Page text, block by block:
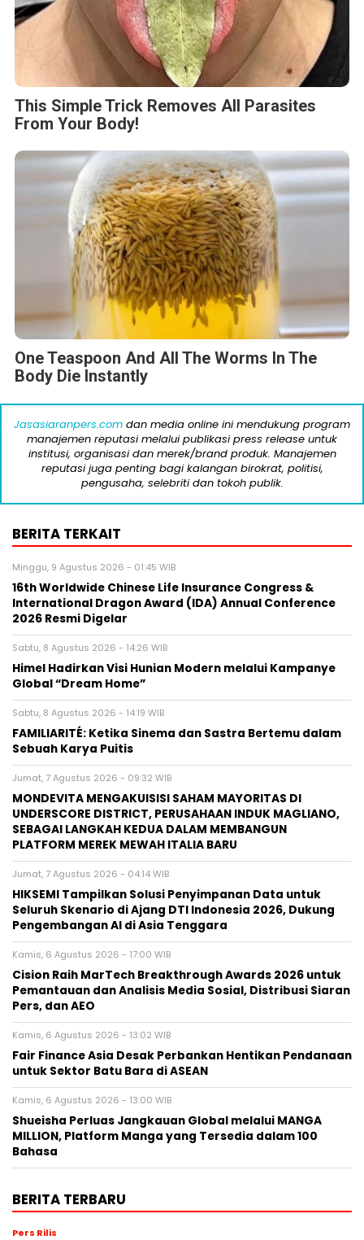
This Simple Trick Removes All Parasites
From Your Body!
One Teaspoon And All The Worms In The
Body Die Instantly
Jasasiaranpers.com dan media online ini mendukung program
manajemen reputasi melalui publikasi press release untuk
institusi, organisasi dan merek/brand produk. Manajemen
reputasi juga penting bagi kalangan birokrat, politisi,
pengusaha, selebriti dan tokoh publik.
BERITA TERKAIT
Minggu, 9 Agustus 2026 - 01:45 WIB
16th Worldwide Chinese Life Insurance Congress &
International Dragon Award (IDA) Annual Conference
2026 Resmi Digelar
Sabtu, 8 Agustus 2026 - 14:26 WIB
Himel Hadirkan Visi Hunian Modern melalui Kampanye
Global “Dream Home”
Sabtu, 8 Agustus 2026 - 14:19 WIB
FAMILIARITÉ: Ketika Sinema dan Sastra Bertemu dalam
Sebuah Karya Puitis
Jumat, 7 Agustus 2026 - 09:32 WIB
MONDEVITA MENGAKUISISI SAHAM MAYORITAS DI
UNDERSCORE DISTRICT, PERUSAHAAN INDUK MAGLIANO,
SEBAGAI LANGKAH KEDUA DALAM MEMBANGUN
PLATFORM MEREK MEWAH ITALIA BARU
Jumat, 7 Agustus 2026 - 04:14 WIB
HIKSEMI Tampilkan Solusi Penyimpanan Data untuk
Seluruh Skenario di Ajang DTI Indonesia 2026, Dukung
Pengembangan AI di Asia Tenggara
Kamis, 6 Agustus 2026 - 17:00 WIB
Cision Raih MarTech Breakthrough Awards 2026 untuk
Pemantauan dan Analisis Media Sosial, Distribusi Siaran
Pers, dan AEO
Kamis, 6 Agustus 2026 - 13:02 WIB
Fair Finance Asia Desak Perbankan Hentikan Pendanaan
untuk Sektor Batu Bara di ASEAN
Kamis, 6 Agustus 2026 - 13:00 WIB
Shueisha Perluas Jangkauan Global melalui MANGA
MILLION, Platform Manga yang Tersedia dalam 100
Bahasa
BERITA TERBARU
Pers Rilis